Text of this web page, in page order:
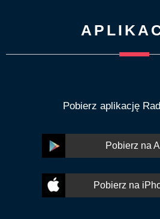
Pobierz aplikację
Pobierz na
Pobierz na